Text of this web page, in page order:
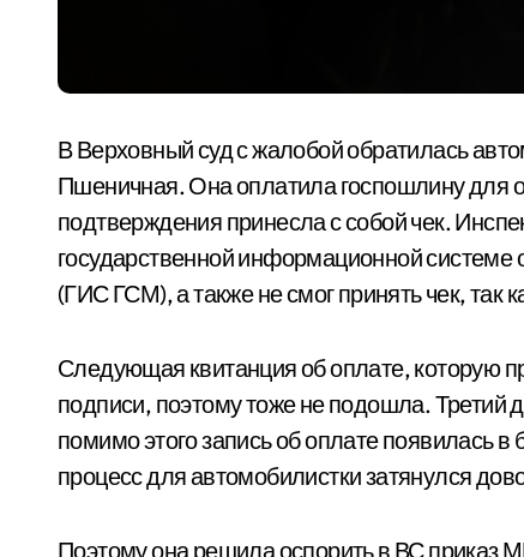
В Верховный суд с жалобой обратилась
Пшеничная. Она оплатила госпошлину для
подтверждения принесла с собой чек.
государственной информационной
(ГИС ГСМ), а также не смог принять чек, так
Следующая квитанция об оплате, которую
подписи, поэтому тоже не подошла. Третий
помимо этого запись об оплате появилась
процесс для автомобилистки затянулся
Поэтому она решила оспорить в ВС приказ